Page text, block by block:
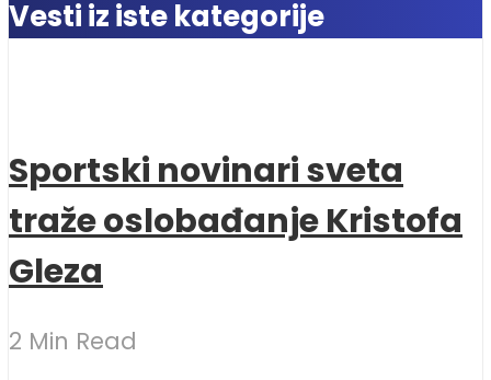
Vesti iz iste kategorije
Sportski novinari sveta
traže oslobađanje Kristofa
Gleza
2 Min Read